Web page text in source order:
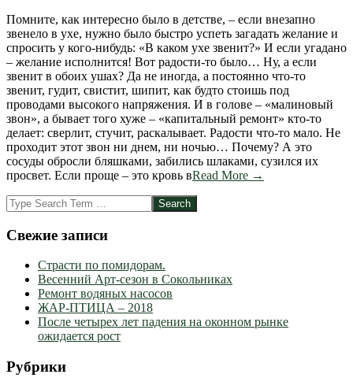
Помните, как интересно было в детстве, – если внезапно
звенело в ухе, нужно было быстро успеть загадать желание и
спросить у кого-нибудь: «В каком ухе звенит?» И если угадано
– желание исполнится! Вот радости-то было… Ну, а если
звенит в обоих ушах? Да не иногда, а постоянно что-то
звенит, гудит, свистит, шипит, как будто стоишь под
проводами высокого напряжения. И в голове – «малиновый
звон», а бывает того хуже – «капитальный ремонт» кто-то
делает: сверлит, стучит, раскалывает. Радости что-то мало. Не
проходит этот звон ни днем, ни ночью… Почему? А это
сосуды обросли бляшками, забились шлаками, сузился их
просвет. Если проще – это кровь вRead More →
Search
Свежие записи
Страсти по помидорам.
Весенний Арт-сезон в Сокольниках
Ремонт водяных насосов
ЖАР-ПТИЦА – 2018
После четырех лет падения на оконном рынке
ожидается рост
Рубрики